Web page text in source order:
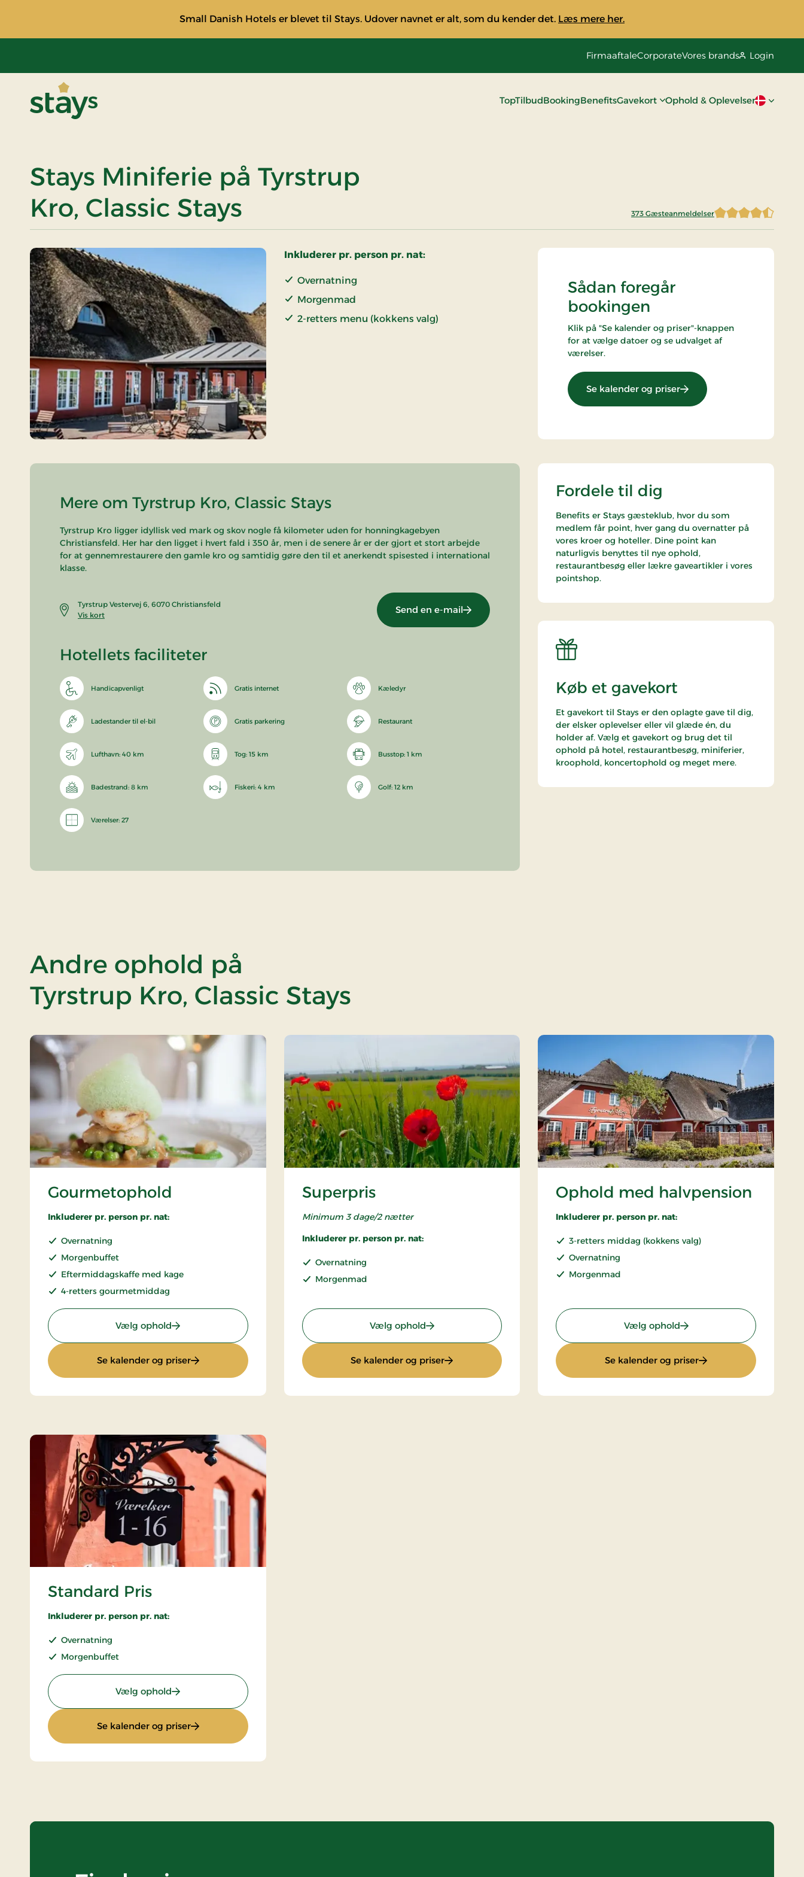
Small Danish Hotels er blevet til Stays. Udover navnet er alt, som du kender det. Læs mere her.
FirmaaftaleCorporateVores brands Login
TopTilbudBookingBenefitsGavekort Ophold & OplevelserAktivt
Stays Miniferie på Tyrstrup
Kro, Classic Stays
373 Gæsteanmeldelser
Inkluderer pr. person pr. nat:
Overnatning
Morgenmad
2-retters menu (kokkens valg)
Sådan foregår
bookingen
Klik på "Se kalender og priser"-knappen
for at vælge datoer og se udvalget af
værelser.
Se kalender og priser: Stays Miniferie
Mere om Tyrstrup Kro, Classic Stays
Tyrstrup Kro ligger idyllisk ved mark og skov nogle få kilometer uden for honningkagebyen
Christiansfeld. Her har den ligget i hvert fald i 350 år, men i de senere år er der gjort et stort arbejde
for at gennemrestaurere den gamle kro og samtidig gøre den til et anerkendt spisested i international
klasse.
Tyrstrup Vestervej 6, 6070 Christiansfeld
Vis kort
Send en e-mail
Hotellets faciliteter
Handicapvenligt Gratis internet Kæledyr
Ladestander til el-bil Gratis parkering Restaurant
Lufthavn: 40 km Tog: 15 km Busstop: 1 km
Badestrand: 8 km Fiskeri: 4 km Golf: 12 km
Værelser: 27
Fordele til dig
Benefits er Stays gæsteklub, hvor du som
medlem får point, hver gang du overnatter på
vores kroer og hoteller. Dine point kan
naturligvis benyttes til nye ophold,
restaurantbesøg eller lækre gaveartikler i vores
pointshop.
Køb et gavekort
Et gavekort til Stays er den oplagte gave til dig,
der elsker oplevelser eller vil glæde én, du
holder af. Vælg et gavekort og brug det til
ophold på hotel, restaurantbesøg, miniferier,
kroophold, koncertophold og meget mere.
Andre ophold på
Tyrstrup Kro, Classic Stays
Gourmetophold
Inkluderer pr. person pr. nat:
Overnatning
Morgenbuffet
Eftermiddagskaffe med kage
4-retters gourmetmiddag
Vælg ophold: Gourmetophold
Se kalender og priser: Gourmetophold
Superpris
Minimum 3 dage/2 nætter
Inkluderer pr. person pr. nat:
Overnatning
Morgenmad
Vælg ophold: Superpris
Se kalender og priser: Superpris
Ophold med halvpension
Inkluderer pr. person pr. nat:
3-retters middag (kokkens valg)
Overnatning
Morgenmad
Vælg ophold: Ophold med halvpension
Se kalender og priser: Ophold med
Standard Pris
Inkluderer pr. person pr. nat:
Overnatning
Morgenbuffet
Vælg ophold: Standard Pris
Se kalender og priser: Standard Pris